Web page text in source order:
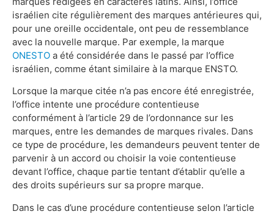
israélien cite régulièrement des marques antérieures qui,
pour une oreille occidentale, ont peu de ressemblance
avec la nouvelle marque. Par exemple, la marque
ONESTO a été considérée dans le passé par l’office
israélien, comme étant similaire à la marque ENSTO.
Lorsque la marque citée n’a pas encore été enregistrée,
l’office intente une procédure contentieuse
conformément à l’article 29 de l’ordonnance sur les
marques, entre les demandes de marques rivales. Dans
ce type de procédure, les demandeurs peuvent tenter de
parvenir à un accord ou choisir la voie contentieuse
devant l’office, chaque partie tentant d’établir qu’elle a
des droits supérieurs sur sa propre marque.
Dans le cas d’une procédure contentieuse selon l’article